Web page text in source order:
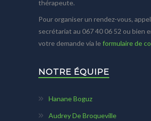
thérapeute.
Pour organiser un rendez-vous,
secrétariat au 067 40 06 52 ou bien
votre demande via le formulaire de
NOTRE ÉQUIPE
Hanane Boguz
Audrey De Broqueville